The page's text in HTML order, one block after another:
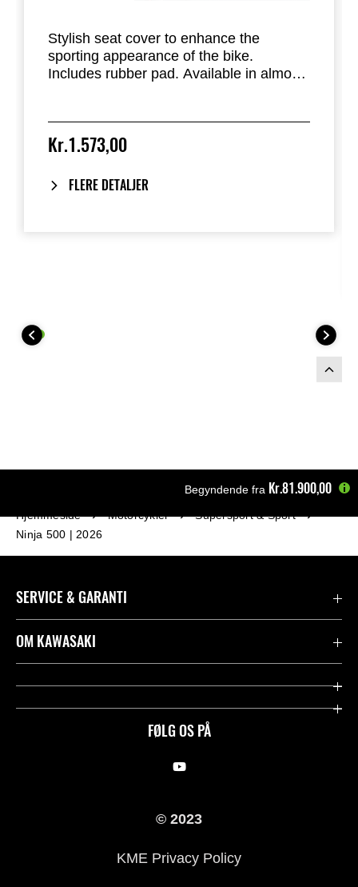
Stylish seat cover to enhance the
sporting appearance of the bike.
Includes rubber pad. Available in almost
Z500.
Kr.1.573,00
FLERE DETALJER
Begyndende fra Kr.81.900,00
Hjemmeside Motorcykler
Supersport & Sport
Ninja 500 | 2026
FØLG OS PÅ
SERVICE & GARANTI
Kontakt
OM KAWASAKI
Mission & værdier
© 2023
KME Privacy Policy